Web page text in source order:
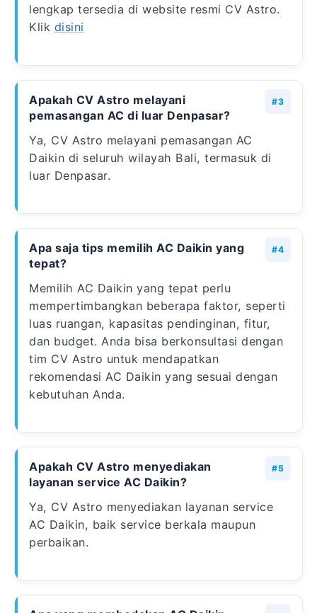
lengkap tersedia di website resmi CV Astro.
Klik disini
Apakah CV Astro melayani
pemasangan AC di luar Denpasar?
Ya, CV Astro melayani pemasangan AC
Daikin di seluruh wilayah Bali, termasuk di
luar Denpasar.
Apa saja tips memilih AC Daikin yang
tepat?
Memilih AC Daikin yang tepat perlu
mempertimbangkan beberapa faktor, seperti
luas ruangan, kapasitas pendinginan, fitur,
dan budget. Anda bisa berkonsultasi dengan
tim CV Astro untuk mendapatkan
rekomendasi AC Daikin yang sesuai dengan
kebutuhan Anda.
Apakah CV Astro menyediakan
layanan service AC Daikin?
Ya, CV Astro menyediakan layanan service
AC Daikin, baik service berkala maupun
perbaikan.